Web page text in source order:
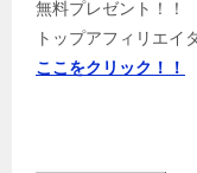
無料プレゼント！！
トップアフィリエイ
ここをクリック！！